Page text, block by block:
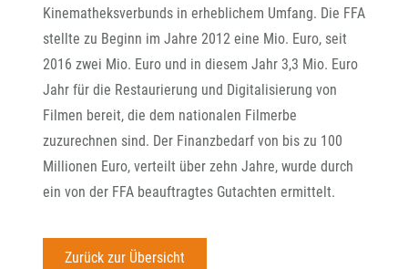
Kinematheksverbunds in erheblichem Umfang. Die FFA
stellte zu Beginn im Jahre 2012 eine Mio. Euro, seit
2016 zwei Mio. Euro und in diesem Jahr 3,3 Mio. Euro
Jahr für die Restaurierung und Digitalisierung von
Filmen bereit, die dem nationalen Filmerbe
zuzurechnen sind. Der Finanzbedarf von bis zu 100
Millionen Euro, verteilt über zehn Jahre, wurde durch
ein von der FFA beauftragtes Gutachten ermittelt.
Zurück zur Übersicht